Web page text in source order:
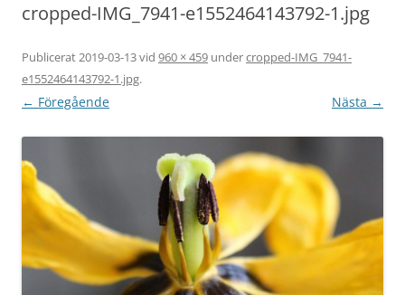
cropped-IMG_7941-e1552464143792-1.jpg
Publicerat2019-03-13vid 960 × 459 undercropped-IMG_7941-
e1552464143792-1.jpg.
← Föregående Nästa →